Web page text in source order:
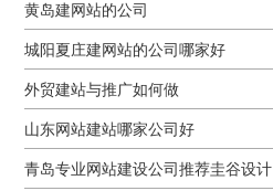
黄岛建网站的公司
城阳夏庄建网站的公司哪家好
外贸建站与推广如何做
山东网站建站哪家公司好
青岛专业网站建设公司推荐圭谷设计